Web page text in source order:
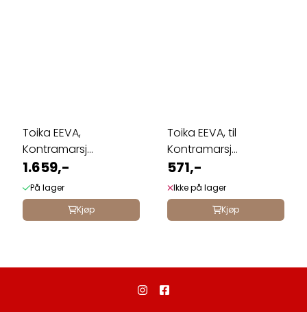
Toika EEVA,
Kontramarsj
horisontal med 12
skaft ...
1.659,-
På lager
Kjøp
Toika EEVA, til
Kontramarsj
horisontal med 6 ...
571,-
Ikke på lager
Kjøp